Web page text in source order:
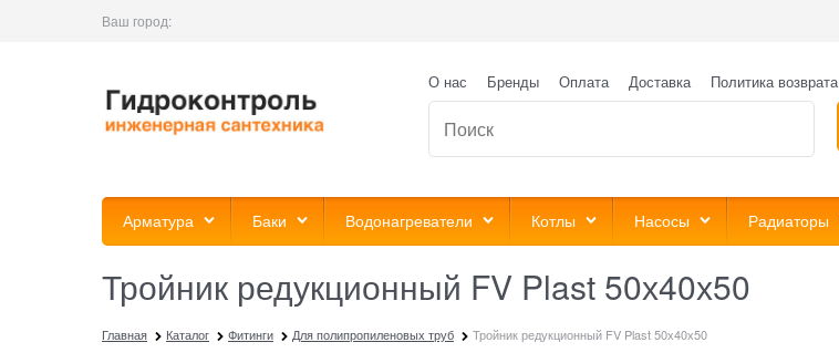
Ваш город:
О нас Бренды Оплата Доставка Политика возврата
Арматура Баки Водонагреватели Котлы Насосы Радиаторы
Тройник редукционный FV Plast 50х40х50
Главная Каталог Фитинги Для полипропиленовых труб Тройник редукционный FV Plast 50х40х50